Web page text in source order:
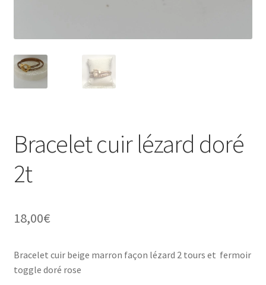
Bracelet cuir lézard doré
2t
18,00€
Bracelet cuir beige marron façon lézard 2 tours et fermoir
toggle doré rose